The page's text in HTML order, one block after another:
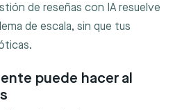
de reseñas con IA resuelve
de escala, sin que tus
puede hacer al